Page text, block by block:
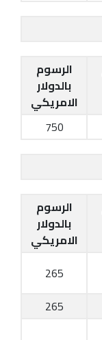
الرسوم
بالدولار
الامريكي
750
الرسوم
بالدولار
الامريكي
265
265